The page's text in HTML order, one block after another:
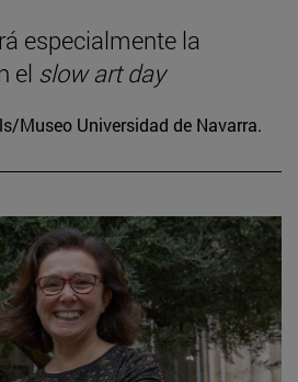
especialmente la
el slow art day
Museo Universidad de Navarra.